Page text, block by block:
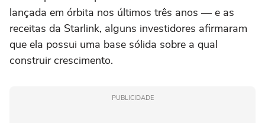
lançada em órbita nos últimos três anos — e as
receitas da Starlink, alguns investidores afirmaram
que ela possui uma base sólida sobre a qual
construir crescimento.
PUBLICIDADE